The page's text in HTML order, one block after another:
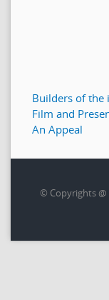
Builders of the
Film and
An Appeal
© Copyrights